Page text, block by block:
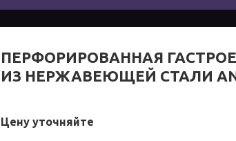
ПЕРФОРИРОВАННАЯ
ИЗ НЕРЖАВЕЮЩЕЙ СТАЛИ
Цену уточняйте